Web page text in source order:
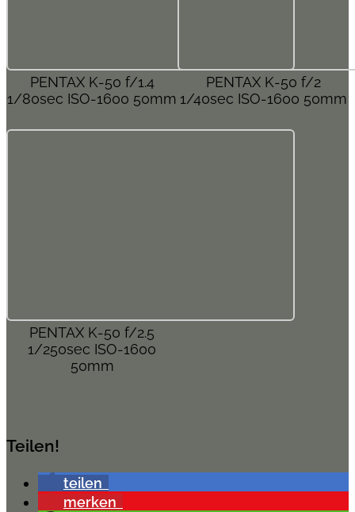
PENTAX K-50 f/1.4
1/80sec ISO-1600 50mm
PENTAX K-50 f/2
1/40sec ISO-1600 50mm
PENTAX K-50 f/2.5
1/250sec ISO-1600
50mm
Teilen!
teilen
merken